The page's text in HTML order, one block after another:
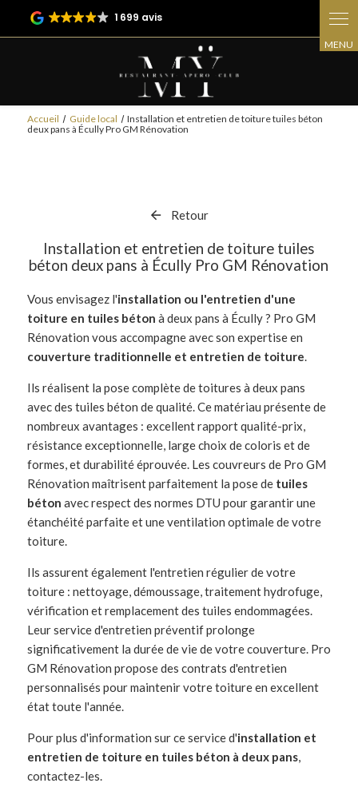
1 699 avis
Accueil Guide local
Installation et entretien de toiture tuiles béton
deux pans à Écully Pro GM Rénovation
Retour
Installation et entretien de toiture tuiles
béton deux pans à Écully Pro GM Rénovation
Vous envisagez l'installation ou l'entretien d'une
toiture en tuiles béton à deux pans à Écully ? Pro GM
Rénovation vous accompagne avec son expertise en
couverture traditionnelle et entretien de toiture.
Ils réalisent la pose complète de toitures à deux pans
avec des tuiles béton de qualité. Ce matériau présente de
nombreux avantages : excellent rapport qualité-prix,
résistance exceptionnelle, large choix de coloris et de
formes, et durabilité éprouvée. Les couvreurs de Pro GM
Rénovation maîtrisent parfaitement la pose de tuiles
béton avec respect des normes DTU pour garantir une
étanchéité parfaite et une ventilation optimale de votre
toiture.
Ils assurent également l'entretien régulier de votre
toiture : nettoyage, démoussage, traitement hydrofuge,
vérification et remplacement des tuiles endommagées.
Leur service d'entretien préventif prolonge
significativement la durée de vie de votre couverture. Pro
GM Rénovation propose des contrats d'entretien
personnalisés pour maintenir votre toiture en excellent
état toute l'année.
Pour plus d'information sur ce service d'installation et
entretien de toiture en tuiles béton à deux pans,
contactez-les.